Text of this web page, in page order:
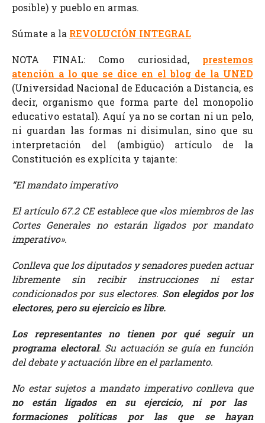
posible) y pueblo en armas.
Súmate a la REVOLUCIÓN INTEGRAL
NOTA FINAL: Como curiosidad, prestemos
atención a lo que se dice en el blog de la UNED
(Universidad Nacional de Educación a Distancia, es
decir, organismo que forma parte del monopolio
educativo estatal). Aquí ya no se cortan ni un pelo,
ni guardan las formas ni disimulan, sino que su
interpretación del (ambigüo) artículo de la
Constitución es explícita y tajante:
“El mandato imperativo
El artículo 67.2 CE establece que «los miembros de las
Cortes Generales no estarán ligados por mandato
imperativo».
Conlleva que los diputados y senadores pueden actuar
libremente sin recibir instrucciones ni estar
condicionados por sus electores. Son elegidos por los
electores, pero su ejercicio es libre.
Los representantes no tienen por qué seguir un
programa electoral. Su actuación se guía en función
del debate y actuación libre en el parlamento.
No estar sujetos a mandato imperativo conlleva que
no están ligados en su ejercicio, ni por las
formaciones políticas por las que se hayan